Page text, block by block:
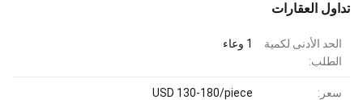
تداول العقارات
الحد الأدنى لكمية
الطلب:
1 وعاء
سعر: USD 130-180/piece